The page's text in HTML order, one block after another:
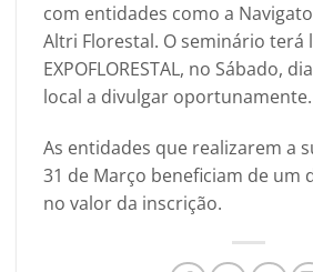
com entidades como a
Altri Florestal. O seminário terá
EXPOFLORESTAL, no Sábado,
local a divulgar oportunamente.
As entidades que realizarem a
31 de Março beneficiam de um
no valor da inscrição.